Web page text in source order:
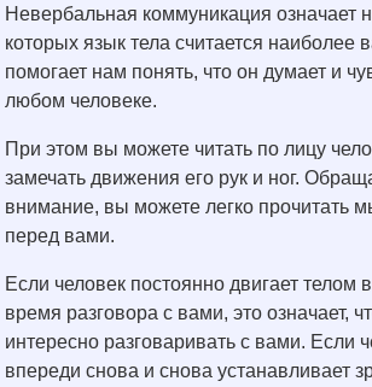
Невербальная коммуникация означает
которых язык тела считается наиболее
помогает нам понять, что он думает и
любом человеке.
При этом вы можете читать по лицу
замечать движения его рук и ног.
внимание, вы можете легко прочитать
перед вами.
Если человек постоянно двигает телом
время разговора с вами, это означает,
интересно разговаривать с вами. Если
впереди снова и снова устанавливает